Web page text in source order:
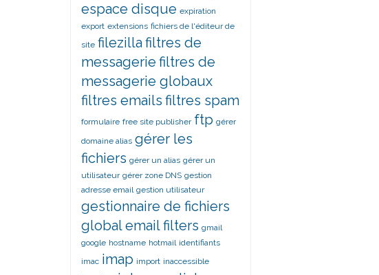
espace disque expiration
export extensions fichiers de l'éditeur de
site filezillafiltres de
messagerie filtres de
messagerie globaux
filtres emails filtres spam
formulaire free site publisher ftp gérer
domaine alias gérer les
fichiers gérer un alias gérer un
utilisateur gérer zone DNS gestion
adresse email gestion utilisateur
gestionnaire de fichiers
global email filters gmail
google hostname hotmail identifiants
imac imap import inaccessible